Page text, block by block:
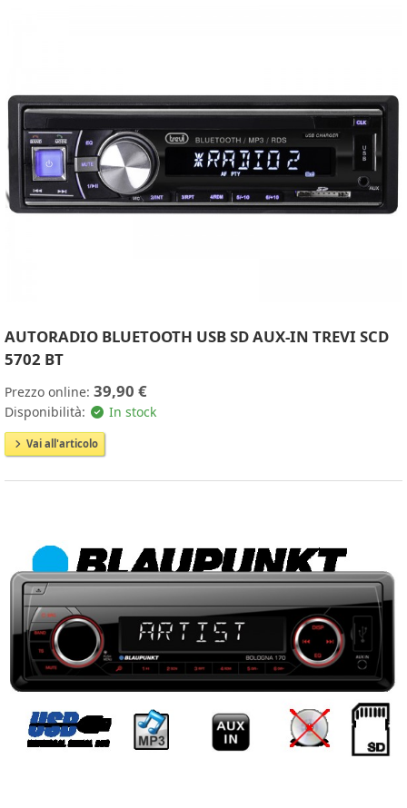
AUTORADIO BLUETOOTH USB SD AUX-IN TREVI SCD
5702 BT
Prezzo online: 39,90 €
Disponibilità: In stock
Vai all'articolo